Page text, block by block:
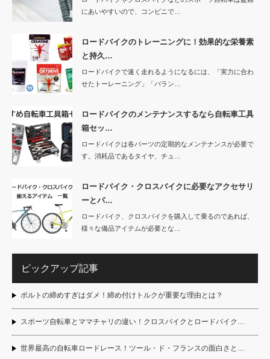
にあいやすいので、コンビニで…
ロードバイクのトレーニングに！効果的な栄養素
と持久…
ロードバイクで速く走れるようになるには、「実力に合わ
せたトーレーニング」「バラン…
ロードバイクのメンテナンスするなら自転車工具
箱セッ…
ロードバイクは各パーツの定期的なメンテナンスが必要で
す。消耗品であるタイヤ、チュ…
ロードバイク・クロスバイクに必要なアクセサリ
ーとパ…
ロードバイク、クロスバイクを購入して乗るのであれば、
様々な備品アイテムが必要とな…
ピックアップ記事
ボルトの締めすぎはダメ！締め付けトルクが重要な理由とは？
スポーツ自転車とママチャリの違い！クロスバイクとロードバイク…
世界最高の自転車ロードレース！ツール・ド・フランスの面白さと…